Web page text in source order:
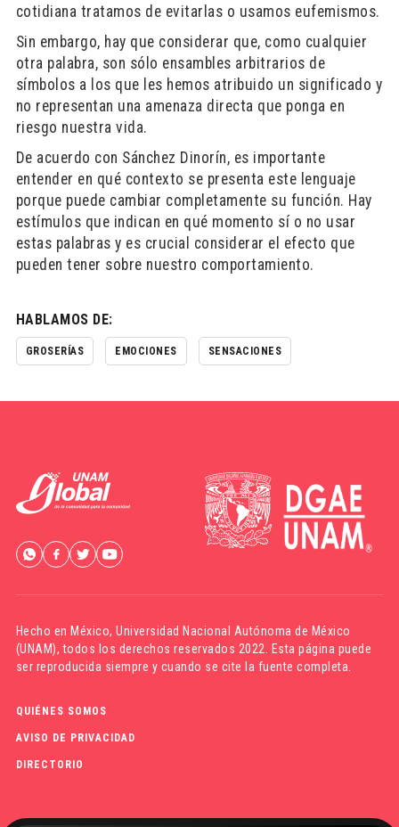
cotidiana tratamos de evitarlas o usamos eufemismos.
Sin embargo, hay que considerar que, como cualquier
otra palabra, son sólo ensambles arbitrarios de
símbolos a los que les hemos atribuido un significado y
no representan una amenaza directa que ponga en
riesgo nuestra vida.
De acuerdo con Sánchez Dinorín, es importante
entender en qué contexto se presenta este lenguaje
porque puede cambiar completamente su función. Hay
estímulos que indican en qué momento sí o no usar
estas palabras y es crucial considerar el efecto que
pueden tener sobre nuestro comportamiento.
HABLAMOS DE:
GROSERÍAS EMOCIONES SENSACIONES
Hecho en México,Universidad Nacional Autónoma de México
(UNAM), todos los derechos reservados 2022. Esta página puede
ser reproducida siempre y cuando se cite la fuente completa.
QUIÉNES SOMOS
AVISO DE PRIVACIDAD
DIRECTORIO